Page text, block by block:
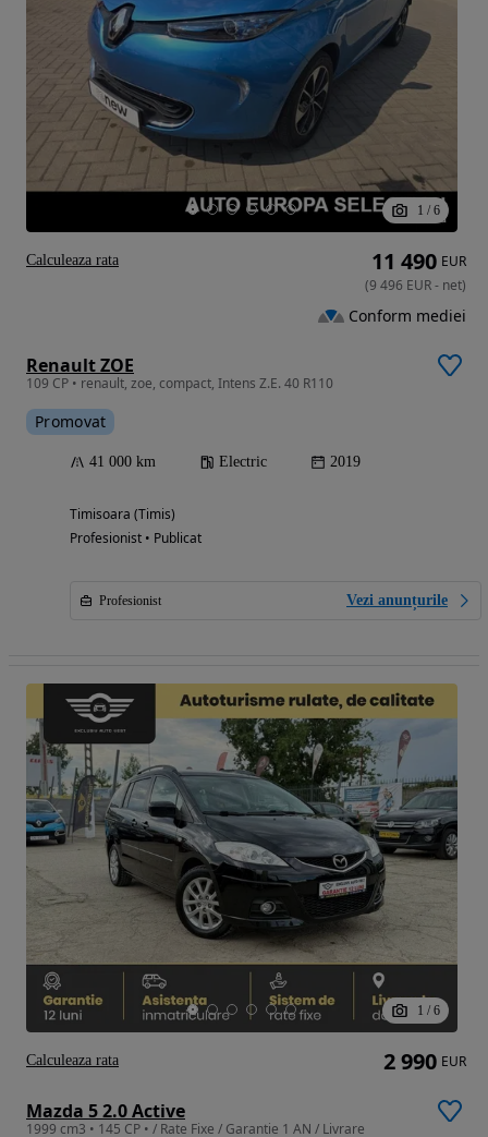
1 / 6
Renault ZOE
109 CP • renault, zoe, compact, Intens Z.E. 40 R110
Promovat
41 000 km Electric 2019
Timisoara (Timis)
Profesionist • Publicat
Profesionist Vezi anunțurile
11 490 EUR
(9 496 EUR- net)
Conform mediei
Calculeaza rata
1 / 6
Mazda 5 2.0 Active
1999 cm3 • 145 CP • / Rate Fixe / Garantie 1 AN / Livrare
2 990 EUR
Calculeaza rata